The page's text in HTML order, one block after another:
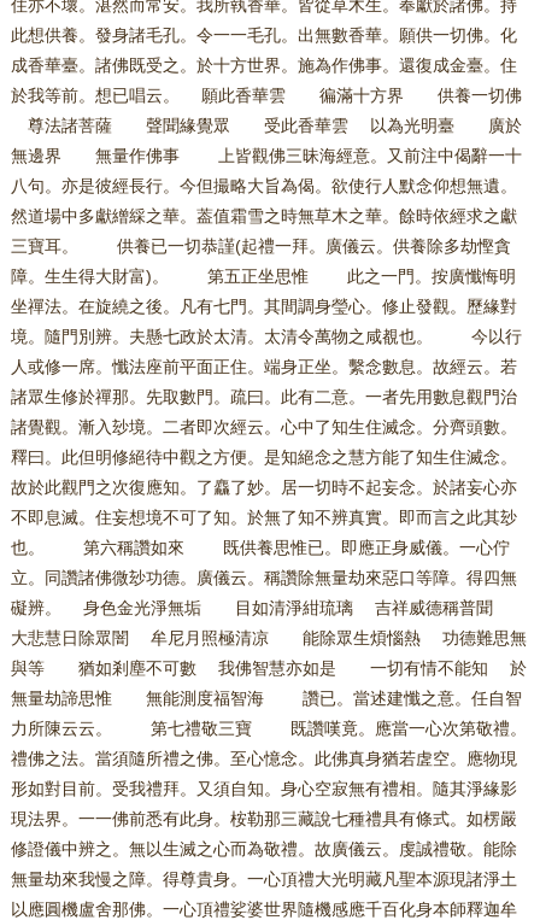
住亦不壞。湛然而常安。我所執香華。皆從草木生。奉獻於諸佛。持
此想供養。發身諸毛孔。令一一毛孔。出無數香華。願供一切佛。化
成香華臺。諸佛既受之。於十方世界。施為作佛事。還復成金臺。住
於我等前。想已唱云。 願此香華雲 徧滿十方界 供養一切佛
尊法諸菩薩 聲聞緣覺眾 受此香華雲 以為光明臺 廣於
無邊界 無量作佛事 上皆觀佛三昧海經意。又前注中偈辭一十
八句。亦是彼經長行。今但撮略大旨為偈。欲使行人默念仰想無遺。
然道場中多獻繒綵之華。葢值霜雪之時無草木之華。餘時依經求之獻
三寶耳。 供養已一切恭謹(起禮一拜。廣儀云。供養除多劫慳貪
障。生生得大財富)。 第五正坐思惟 此之一門。按廣懺悔明
坐禪法。在旋繞之後。凡有七門。其間調身瑩心。修止發觀。歷緣對
境。隨門別辨。夫懸七政於太清。太清令萬物之咸覩也。 今以行
人或修一席。懺法座前平面正住。端身正坐。繫念數息。故經云。若
諸眾生修於禪那。先取數門。疏曰。此有二意。一者先用數息觀門治
諸覺觀。漸入玅境。二者即次經云。心中了知生住滅念。分齊頭數。
釋曰。此但明修絕待中觀之方便。是知絕念之慧方能了知生住滅念。
故於此觀門之次復應知。了麤了妙。居一切時不起妄念。於諸妄心亦
不即息滅。住妄想境不可了知。於無了知不辨真實。即而言之此其玅
也。 第六稱讚如來 既供養思惟已。即應正身威儀。一心佇
立。同讚諸佛微玅功德。廣儀云。稱讚除無量劫來惡口等障。得四無
礙辨。 身色金光淨無垢 目如清淨紺琉璃 吉祥威德稱普聞
大悲慧日除眾闇 牟尼月照極清凉 能除眾生煩惱熱 功德難思無
與等 猶如剎塵不可數 我佛智慧亦如是 一切有情不能知 於
無量劫諦思惟 無能測度福智海 讚已。當述建懺之意。任自智
力所陳云云。 第七禮敬三寶 既讚嘆竟。應當一心次第敬禮。
禮佛之法。當須隨所禮之佛。至心憶念。此佛真身猶若虗空。應物現
形如對目前。受我禮拜。又須自知。身心空寂無有禮相。隨其淨緣影
現法界。一一佛前悉有此身。桉勒那三藏說七種禮具有條式。如楞嚴
修證儀中辨之。無以生滅之心而為敬禮。故廣儀云。虔誠禮敬。能除
無量劫來我慢之障。得尊貴身。一心頂禮大光明藏凡聖本源現諸淨土
以應圓機盧舍那佛。一心頂禮娑婆世界隨機感應千百化身本師釋迦牟